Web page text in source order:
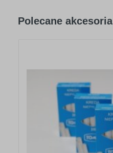
Polecane akcesoria